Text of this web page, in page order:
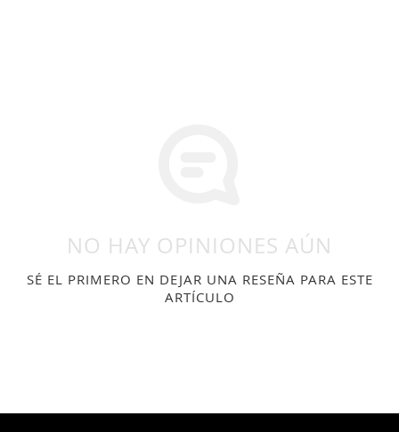
NO HAY OPINIONES AÚN
SÉ EL PRIMERO EN DEJAR UNA RESEÑA PARA ESTE
ARTÍCULO